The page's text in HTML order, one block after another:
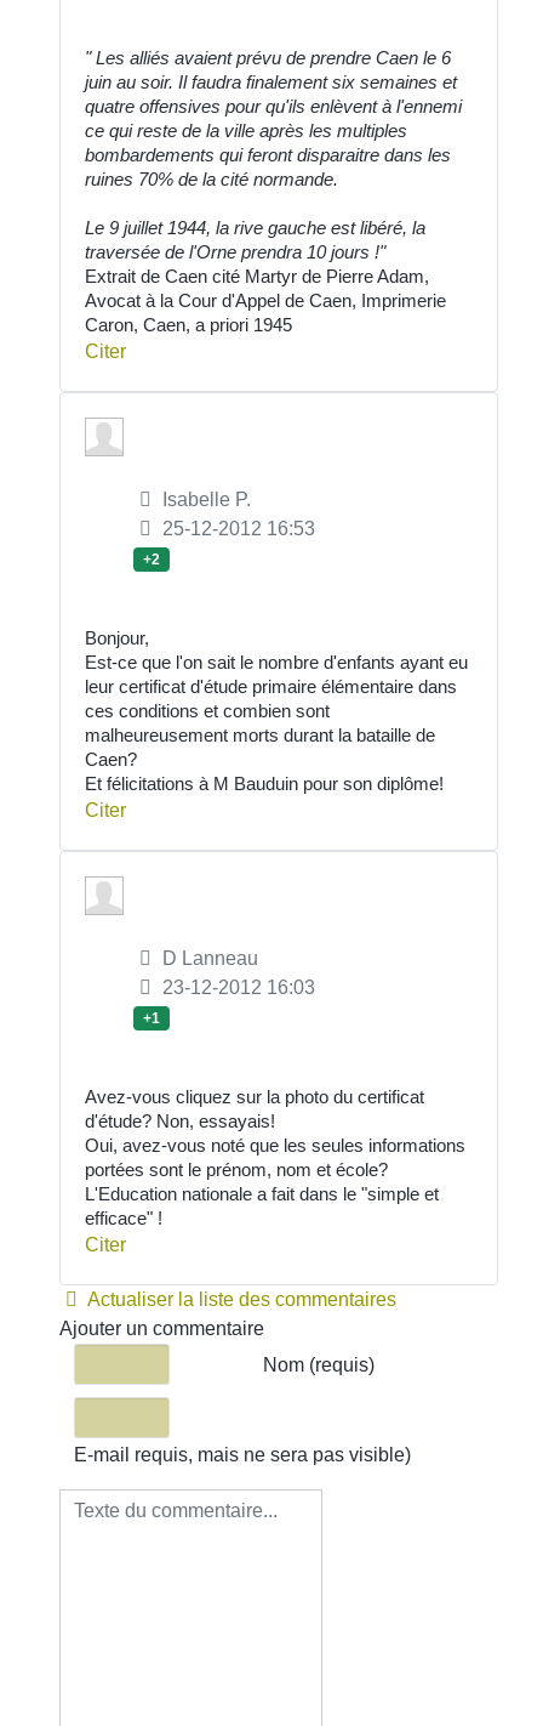
" Les alliés avaient prévu de prendre Caen le 6
juin au soir. Il faudra finalement six semaines et
quatre offensives pour qu'ils enlèvent à l'ennemi
ce qui reste de la ville après les multiples
bombardements qui feront disparaitre dans les
ruines 70% de la cité normande.
Le 9 juillet 1944, la rive gauche est libéré, la
traversée de l'Orne prendra 10 jours !"
Extrait de Caen cité Martyr de Pierre Adam,
Avocat à la Cour d'Appel de Caen, Imprimerie
Caron, Caen, a priori 1945
Citer
Isabelle P.
25-12-2012 16:53
+2
Bonjour,
Est-ce que l'on sait le nombre d'enfants ayant eu
leur certificat d'étude primaire élémentaire dans
ces conditions et combien sont
malheureusement morts durant la bataille de
Caen?
Et félicitations à M Bauduin pour son diplôme!
Citer
D Lanneau
23-12-2012 16:03
+1
Avez-vous cliquez sur la photo du certificat
d'étude? Non, essayais!
Oui, avez-vous noté que les seules informations
portées sont le prénom, nom et école?
L'Education nationale a fait dans le "simple et
efficace" !
Citer
Actualiser la liste des commentaires
Ajouter un commentaire
Nom (requis)
E-mail requis, mais ne sera pas visible)